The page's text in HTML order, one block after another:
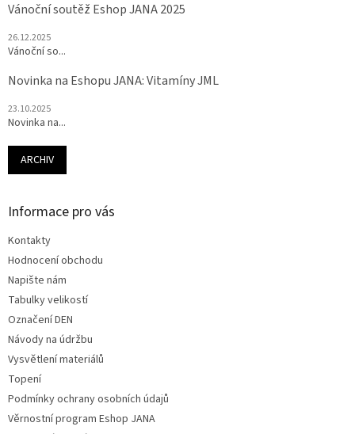
Vánoční soutěž Eshop JANA 2025
26.12.2025
Vánoční so...
Novinka na Eshopu JANA: Vitamíny JML
23.10.2025
Novinka na...
ARCHIV
Informace pro vás
Kontakty
Hodnocení obchodu
Napište nám
Tabulky velikostí
Označení DEN
Návody na údržbu
Vysvětlení materiálů
Topení
Podmínky ochrany osobních údajů
Věrnostní program Eshop JANA